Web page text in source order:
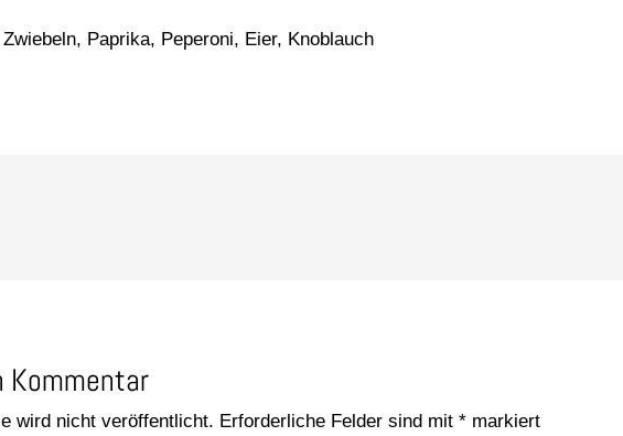
Paprika, Peperoni, Eier, Knoblauch
Kommentar
wird nicht veröffentlicht. Erforderliche Felder sind mit* markiert